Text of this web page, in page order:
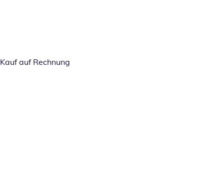
Kauf auf Rechnung